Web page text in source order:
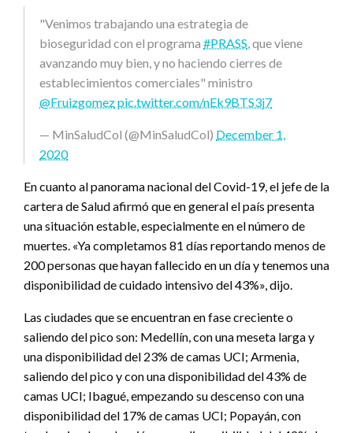
"Venimos trabajando una estrategia de
bioseguridad con el programa #PRASS, que viene
avanzando muy bien, y no haciendo cierres de
establecimientos comerciales" ministro
@Fruizgomezpic.twitter.com/nEk9BTS3j7
— MinSaludCol (@MinSaludCol) December 1,
2020
En cuanto al panorama nacional del Covid-19, el jefe de la
cartera de Salud afirmó que en general el país presenta
una situación estable, especialmente en el número de
muertes. «Ya completamos 81 días reportando menos de
200 personas que hayan fallecido en un día y tenemos una
disponibilidad de cuidado intensivo del 43%», dijo.
Las ciudades que se encuentran en fase creciente o
saliendo del pico son: Medellín, con una meseta larga y
una disponibilidad del 23% de camas UCI; Armenia,
saliendo del pico y con una disponibilidad del 43% de
camas UCI; Ibagué, empezando su descenso con una
disponibilidad del 17% de camas UCI; Popayán, con